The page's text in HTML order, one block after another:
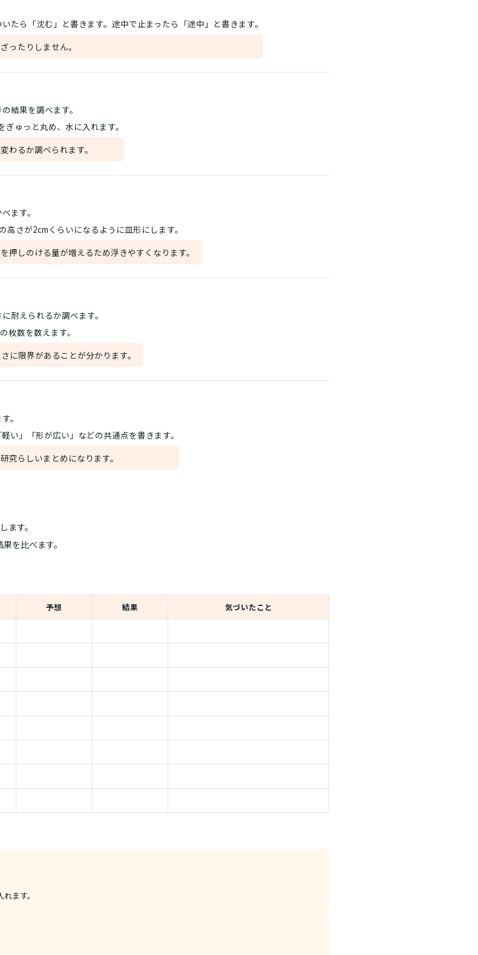
たら「沈む」と書きます。途中で止まったら「途中」と書きます。
ったりしません。
結果を調べます。
ゅっと丸め、水に入れます。
わるか調べられます。
ます。
さが2cmくらいになるように皿形にします。
押しのける量が増えるため浮きやすくなります。
耐えられるか調べます。
枚数を数えます。
に限界があることが分かります。
。
い」「形が広い」などの共通点を書きます。
究らしいまとめになります。
ます。
を比べます。
予想 結果 気づいたこと
ます。